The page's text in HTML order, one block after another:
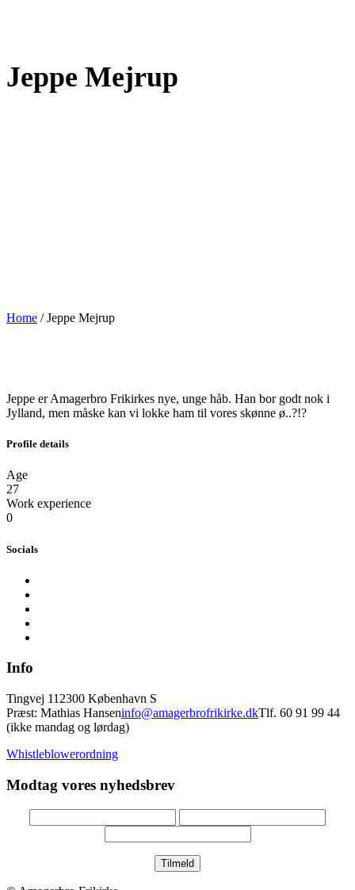
Jeppe Mejrup
Home /Jeppe Mejrup
Jeppe er Amagerbro Frikirkes nye, unge håb. Han bor godt nok i
Jylland, men måske kan vi lokke ham til vores skønne ø..?!?
Profile details
Age
27
Work experience
0
Socials
Info
Tingvej 11 2300 København S
Præst: Mathias Hanseninfo@amagerbrofrikirke.dkTlf. 60 91 99 44
(ikke mandag og lørdag)
Whistleblowerordning
Modtag vores nyhedsbrev